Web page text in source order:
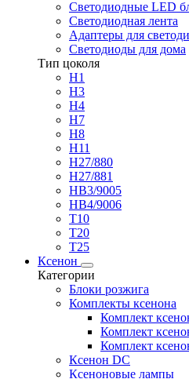
Светодиодные LED
Светодиодная лента
Адаптеры для
Светодиоды для дома
Тип цоколя
H1
H3
H4
H7
H8
H11
H27/880
H27/881
HB3/9005
HB4/9006
T10
T20
T25
Ксенон
Категории
Блоки розжига
Комплекты ксенона
Комплект
Комплект
Комплект
Ксенон DC
Ксеноновые лампы